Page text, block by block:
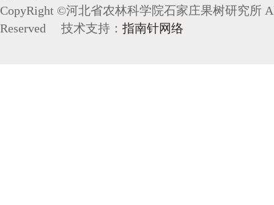
CopyRight ©河北省农林科学院石家庄果树研究所
Reserved 技术支持： 指南针网络